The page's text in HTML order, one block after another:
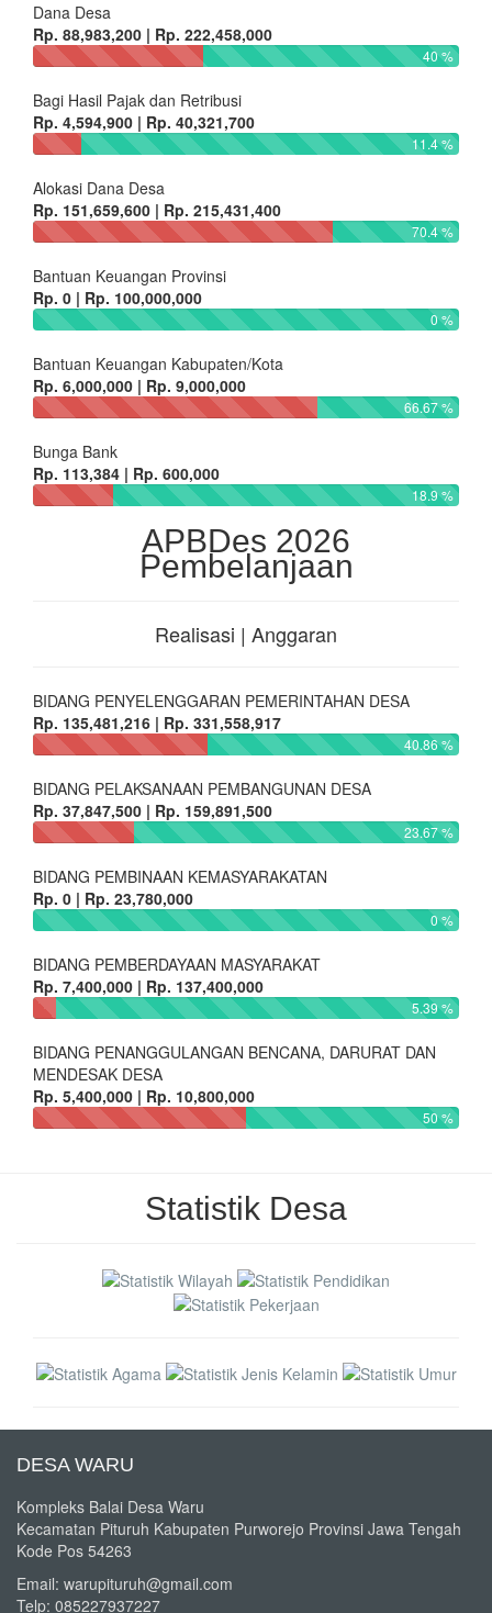
Dana Desa
Rp. 88,983,200 | Rp. 222,458,000
40 %
Bagi Hasil Pajak dan Retribusi
Rp. 4,594,900 | Rp. 40,321,700
11.4 %
Alokasi Dana Desa
Rp. 151,659,600 | Rp. 215,431,400
70.4 %
Bantuan Keuangan Provinsi
Rp. 0 | Rp. 100,000,000
0 %
Bantuan Keuangan Kabupaten/Kota
Rp. 6,000,000 | Rp. 9,000,000
66.67 %
Bunga Bank
Rp. 113,384 | Rp. 600,000
18.9 %
APBDes 2026
Pembelanjaan
Realisasi | Anggaran
BIDANG PENYELENGGARAN PEMERINTAHAN DESA
Rp. 135,481,216 | Rp. 331,558,917
40.86 %
BIDANG PELAKSANAAN PEMBANGUNAN DESA
Rp. 37,847,500 | Rp. 159,891,500
23.67 %
BIDANG PEMBINAAN KEMASYARAKATAN
Rp. 0 | Rp. 23,780,000
0 %
BIDANG PEMBERDAYAAN MASYARAKAT
Rp. 7,400,000 | Rp. 137,400,000
5.39 %
BIDANG PENANGGULANGAN BENCANA, DARURAT DAN
MENDESAK DESA
Rp. 5,400,000 | Rp. 10,800,000
50 %
Statistik Desa
DESA WARU
Kompleks Balai Desa Waru
Kecamatan Pituruh Kabupaten Purworejo Provinsi Jawa Tengah
Kode Pos 54263
Email: warupituruh@gmail.com
Telp: 085227937227